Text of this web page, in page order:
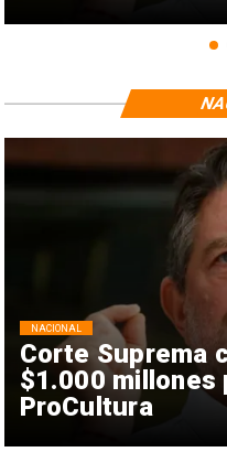
Corte Suprema
$1.000 millones
ProCultura
NACIONAL